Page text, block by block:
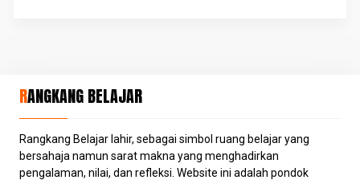
RANGKANG BELAJAR
Rangkang Belajar lahir, sebagai simbol ruang belajar yang
bersahaja namun sarat makna yang menghadirkan
pengalaman, nilai, dan refleksi. Website ini adalah pondok